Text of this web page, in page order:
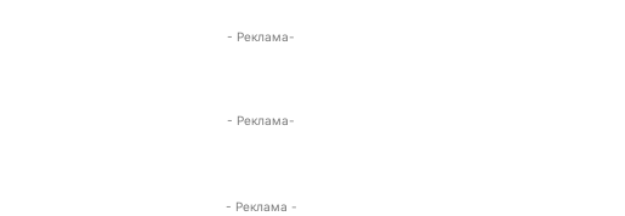
- Реклама-
- Реклама-
- Реклама -